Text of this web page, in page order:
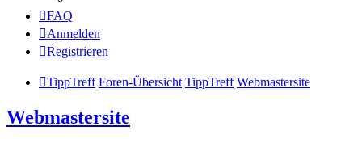
FAQ
Anmelden
Registrieren
TippTreff Foren-Übersicht TippTreff Webmastersite
Webmastersite